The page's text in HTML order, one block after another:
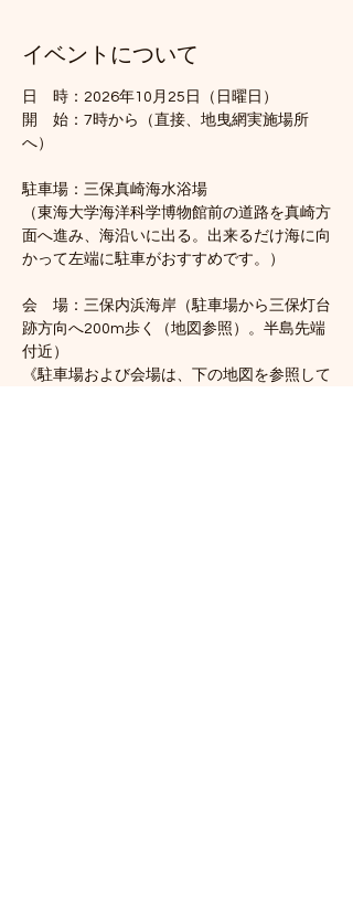
イベントについて
日　時：2026年10月25日（日曜日）
開　始：7時から（直接、地曳網実施場所
へ）
駐車場：三保真崎海水浴場
（東海大学海洋科学博物館前の道路を真崎方
面へ進み、海沿いに出る。出来るだけ海に向
かって左端に駐車がおすすめです。）
会　場：三保内浜海岸（駐車場から三保灯台
跡方向へ200m歩く（地図参照）。半島先端
付近）
《駐車場および会場は、下の地図を参照して